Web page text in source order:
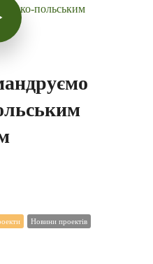
Новини проектів